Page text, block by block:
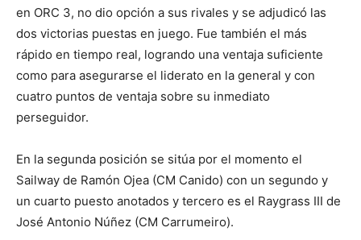
en ORC 3, no dio opción a sus rivales y se adjudicó las
dos victorias puestas en juego. Fue también el más
rápido en tiempo real, logrando una ventaja suficiente
como para asegurarse el liderato en la general y con
cuatro puntos de ventaja sobre su inmediato
perseguidor.
En la segunda posición se sitúa por el momento el
Sailway de Ramón Ojea (CM Canido) con un segundo y
un cuarto puesto anotados y tercero es el Raygrass III de
José Antonio Núñez (CM Carrumeiro).